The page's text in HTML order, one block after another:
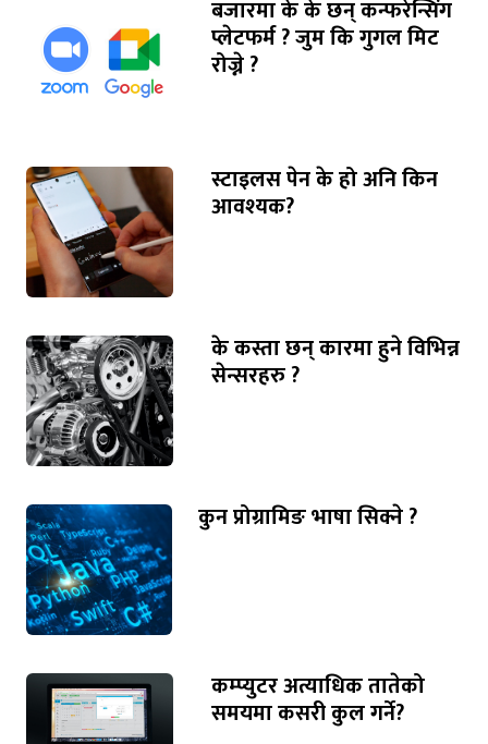
बजारमा के के छन् कन्फरेन्सिंग
प्लेटफर्म ? जुम कि गुगल मिट
रोज्ने ?
स्टाइलस पेन के हो अनि किन
आवश्यक?
के कस्ता छन् कारमा हुने विभिन्न
सेन्सरहरु ?
कुन प्रोग्रामिङ भाषा सिक्ने ?
कम्प्युटर अत्याधिक तातेको
समयमा कसरी कुल गर्ने?